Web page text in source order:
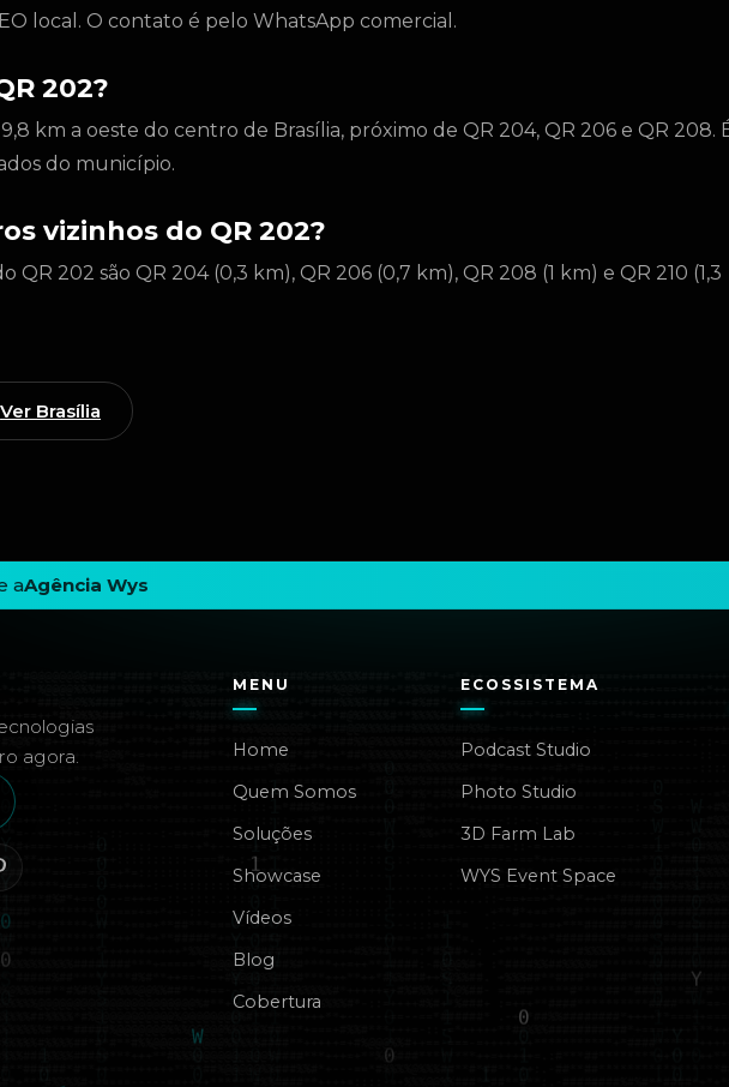
local. O contato é pelo WhatsApp comercial.
202?
km a oeste do centro de Brasília, próximo de QR 204, QR 206 e QR 208.
do município.
vizinhos do QR 202?
QR 202 são QR 204 (0,3 km), QR 206 (0,7 km), QR 208 (1 km) e QR 210 (1,3
Ver Brasília
aAgência Wys
agora.
MENU
Home
Quem Somos
Soluções
Showcase
Vídeos
Blog
Cobertura
ECOSSISTEMA
Podcast Studio
Photo Studio
3D Farm Lab
WYS Event Space